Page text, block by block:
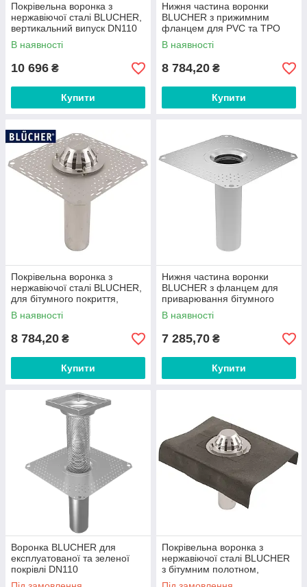
Покрівельна воронка з
нержавіючої сталі BLUCHER,
вертикальний випуск DN110
арт.402.104.110
В наявності
10 696 ₴
Купити
Нижня частина воронки
BLUCHER з прижимним
фланцем для PVC та TPO
мембран DN110
арт.402.004.110
В наявності
8 784,20 ₴
Купити
Покрівельна воронка з
нержавіючої сталі BLUCHER,
для бітумного покриття,
верт.випуск DN110
арт.401.104.110
В наявності
8 784,20 ₴
Купити
Нижня частина воронки
BLUCHER з фланцем для
приварювання бітумного
полотна DN110
арт.401.004.110
В наявності
7 285,70 ₴
Купити
Воронка BLUCHER для
експлуатованої та зеленої
покрівлі DN110
арт.401.170.110
Покрівельна воронка з
нержавіючої сталі BLUCHER
з бітумним полотном,
верт.випуск DN110